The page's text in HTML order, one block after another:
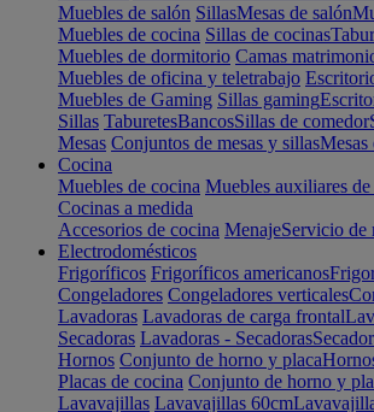
Muebles de salón SillasMesas de salón
Muebles de cocina Sillas de cocinas
Muebles de dormitorio Camas
Muebles de oficina y teletrabajo
Muebles de Gaming Sillas gaming
Sillas TaburetesBancosSillas de comedor
Mesas Conjuntos de mesas y sillasMesas
Cocina
Muebles de cocina Muebles auxiliares de
Cocinas a medida
Accesorios de cocina MenajeServicio de
Electrodomésticos
Frigoríficos Frigoríficos americanos
Congeladores Congeladores verticales
Lavadoras Lavadoras de carga frontal
Secadoras Lavadoras - Secadoras
Hornos Conjunto de horno y placa
Placas de cocina Conjunto de horno y
Lavavajillas Lavavajillas 60cm